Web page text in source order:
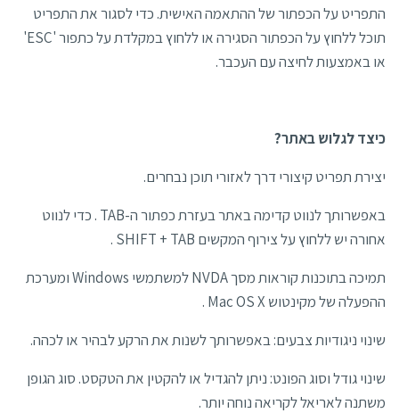
התפריט על הכפתור של ההתאמה האישית. כדי לסגור את התפריט
תוכל ללחוץ על הכפתור הסגירה או ללחוץ במקלדת על כתפור 'ESC'
או באמצעות לחיצה עם העכבר.
כיצד לגלוש באתר?
יצירת תפריט קיצורי דרך לאזורי תוכן נבחרים.
באפשרותך לנווט קדימה באתר בעזרת כפתור ה-TAB . כדי לנווט
אחורה יש ללחוץ על צירוף המקשים SHIFT + TAB .
תמיכה בתוכנות קוראות מסך NVDA למשתמשי Windows ומערכת
ההפעלה של מקינטוש Mac OS X .
שינוי ניגודיות צבעים: באפשרותך לשנות את הרקע לבהיר או לכהה.
שינוי גודל וסוג הפונט: ניתן להגדיל או להקטין את הטקסט. סוג הגופן
משתנה לאריאל לקריאה נוחה יותר.